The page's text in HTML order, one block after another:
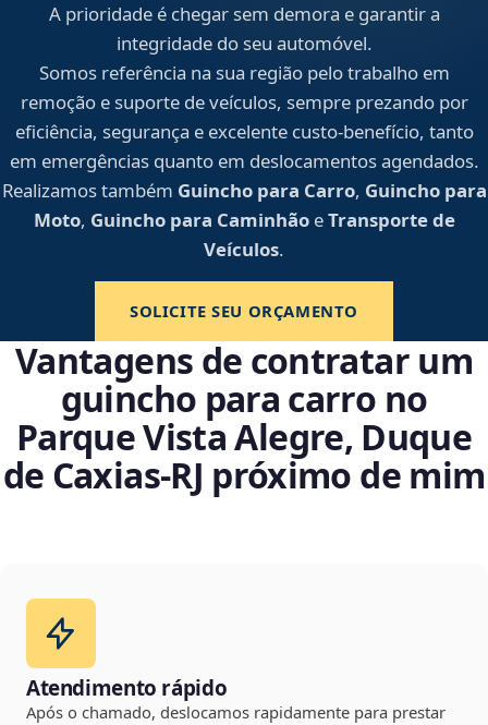
A prioridade é chegar sem demora e garantir a
integridade do seu automóvel.
Somos referência na sua região pelo trabalho em
remoção e suporte de veículos, sempre prezando por
eficiência, segurança e excelente custo-benefício, tanto
em emergências quanto em deslocamentos agendados.
Realizamos também Guincho para Carro, Guincho para
Moto, Guincho para CaminhãoeTransporte de
Veículos.
SOLICITE SEU ORÇAMENTO
Vantagens de contratar um
guincho para carro no
Parque Vista Alegre, Duque
de Caxias‑RJ próximo de mim
Atendimento rápido
Após o chamado, deslocamos rapidamente para prestar